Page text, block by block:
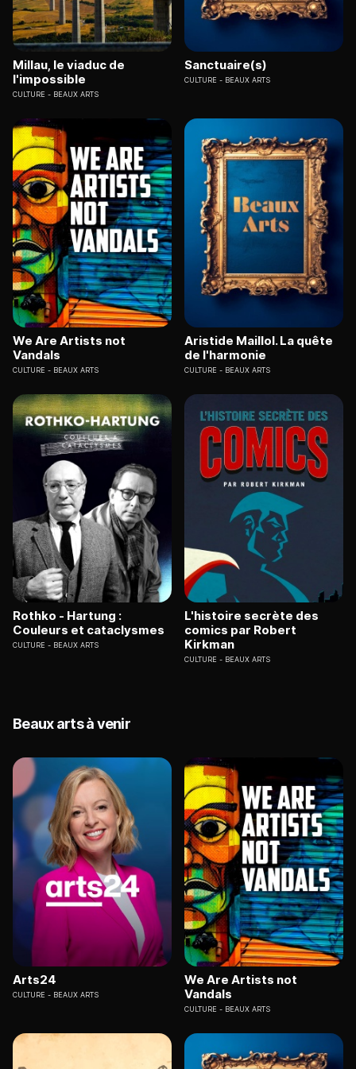
Millau, le viaduc de
l'impossible
CULTURE BEAUX ARTS
Sanctuaire(s)
CULTURE BEAUX ARTS
We Are Artists not
Vandals
CULTURE BEAUX ARTS
Aristide Maillol. La quête
de l'harmonie
CULTURE BEAUX ARTS
Rothko - Hartung :
Couleurs et cataclysmes
CULTURE BEAUX ARTS
L'histoire secrète des
comics par Robert
Kirkman
CULTURE BEAUX ARTS
Beaux arts à venir
Arts24
CULTURE BEAUX ARTS
We Are Artists not
Vandals
CULTURE BEAUX ARTS